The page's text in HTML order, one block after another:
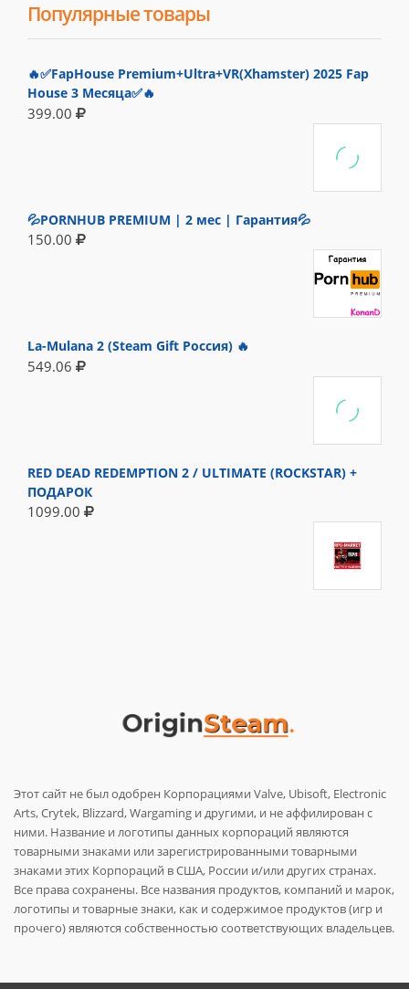
Популярные товары
🔥✅FapHouse Premium+Ultra+VR(Xhamster) 2025 Fap
House 3 Месяца✅🔥
399.00
💦PORNHUB PREMIUM | 2 мес | Гарантия💦
150.00
La-Mulana 2 (Steam Gift Россия) 🔥
549.06
RED DEAD REDEMPTION 2 / ULTIMATE (ROCKSTAR) +
ПОДАРОК
1099.00
Этот сайт не был одобрен Корпорациями Valve, Ubisoft, Electronic
Arts, Crytek, Blizzard, Wargaming и другими, и не аффилирован с
ними. Название и логотипы данных корпораций являются
товарными знаками или зарегистрированными товарными
знаками этих Корпораций в США, России и/или других странах.
Все права сохранены. Все названия продуктов, компаний и марок,
логотипы и товарные знаки, как и содержимое продуктов (игр и
прочего) являются собственностью соответствующих владельцев.